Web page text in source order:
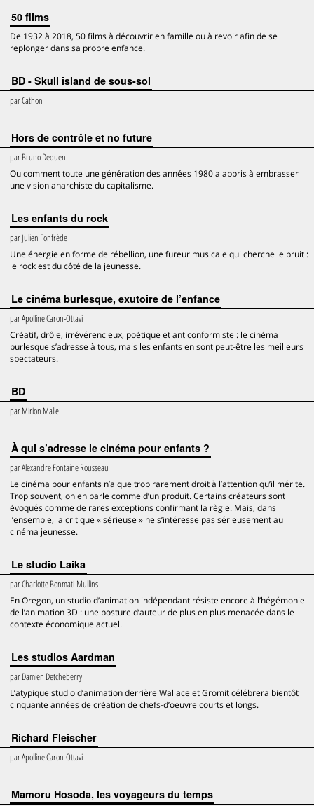
50 films
De 1932 à 2018, 50 films à découvrir en famille ou à revoir afin de se
replonger dans sa propre enfance.
BD - Skull island de sous-sol
parCathon
Hors de contrôle et no future
parBruno Dequen
Ou comment toute une génération des années 1980 a appris à embrasser
une vision anarchiste du capitalisme.
Les enfants du rock
parJulien Fonfrède
Une énergie en forme de rébellion, une fureur musicale qui cherche le bruit :
le rock est du côté de la jeunesse.
Le cinéma burlesque, exutoire de l’enfance
parApolline Caron-Ottavi
Créatif, drôle, irrévérencieux, poétique et anticonformiste : le cinéma
burlesque s’adresse à tous, mais les enfants en sont peut-être les meilleurs
spectateurs.
BD
parMirion Malle
À qui s’adresse le cinéma pour enfants ?
parAlexandre Fontaine Rousseau
Le cinéma pour enfants n’a que trop rarement droit à l’attention qu’il mérite.
Trop souvent, on en parle comme d’un produit. Certains créateurs sont
évoqués comme de rares exceptions confirmant la règle. Mais, dans
l’ensemble, la critique « sérieuse » ne s’intéresse pas sérieusement au
cinéma jeunesse.
Le studio Laika
parCharlotte Bonmati-Mullins
En Oregon, un studio d’animation indépendant résiste encore à l’hégémonie
de l’animation 3D : une posture d’auteur de plus en plus menacée dans le
contexte économique actuel.
Les studios Aardman
parDamien Detcheberry
L’atypique studio d’animation derrière Wallace et Gromit célébrera bientôt
cinquante années de création de chefs-d’oeuvre courts et longs.
Richard Fleischer
parApolline Caron-Ottavi
Mamoru Hosoda, les voyageurs du temps